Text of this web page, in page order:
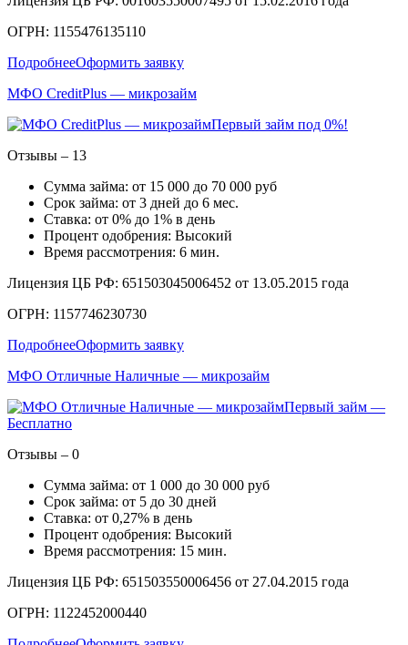
ОГРН: 1155476135110
ПодробнееОформить заявку
МФО CreditPlus — микрозайм
Первый займ под 0%!
Отзывы – 13
Сумма займа: от 15 000 до 70 000 руб
Срок займа: от 3 дней до 6 мес.
Ставка: от 0% до 1% в день
Процент одобрения: Высокий
Время рассмотрения: 6 мин.
Лицензия ЦБ РФ: 651503045006452 от 13.05.2015 года
ОГРН: 1157746230730
ПодробнееОформить заявку
МФО Отличные Наличные — микрозайм
Первый займ —
Бесплатно
Отзывы – 0
Сумма займа: от 1 000 до 30 000 руб
Срок займа: от 5 до 30 дней
Ставка: от 0,27% в день
Процент одобрения: Высокий
Время рассмотрения: 15 мин.
Лицензия ЦБ РФ: 651503550006456 от 27.04.2015 года
ОГРН: 1122452000440